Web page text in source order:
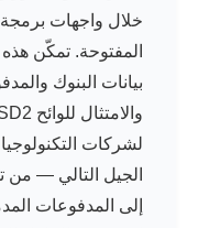
خلال واجهات برمجة
المفتوحة. تمكّن
بيانات البنوك
لشركات التكنولوجيا
الجيل التالي — من
إلى المدفوعات